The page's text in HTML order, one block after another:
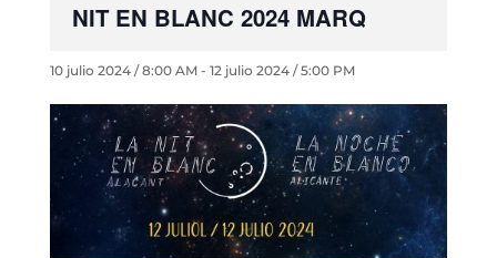
NIT EN BLANC 2024 MARQ
10 julio 2024 / 8:00 AM- 12 julio 2024 / 5:00 PM